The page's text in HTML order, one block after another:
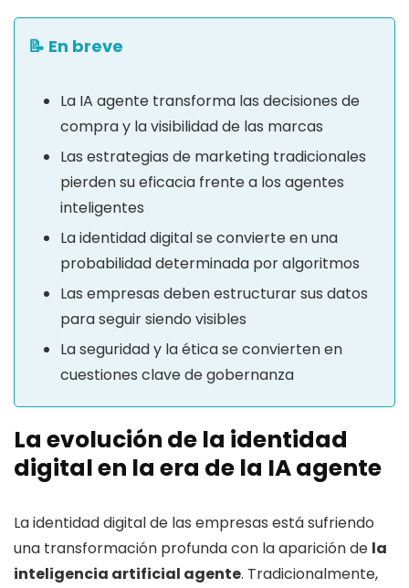
📝 En breve
La IA agente transforma las decisiones de
compra y la visibilidad de las marcas
Las estrategias de marketing tradicionales
pierden su eficacia frente a los agentes
inteligentes
La identidad digital se convierte en una
probabilidad determinada por algoritmos
Las empresas deben estructurar sus datos
para seguir siendo visibles
La seguridad y la ética se convierten en
cuestiones clave de gobernanza
La evolución de la identidad
digital en la era de la IA agente
La identidad digital de las empresas está sufriendo
una transformación profunda con la aparición de la
inteligencia artificial agente. Tradicionalmente,